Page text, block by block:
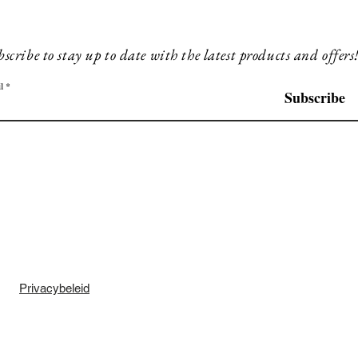
to stay up to date with the latest products and
Subscribe
Privacybeleid